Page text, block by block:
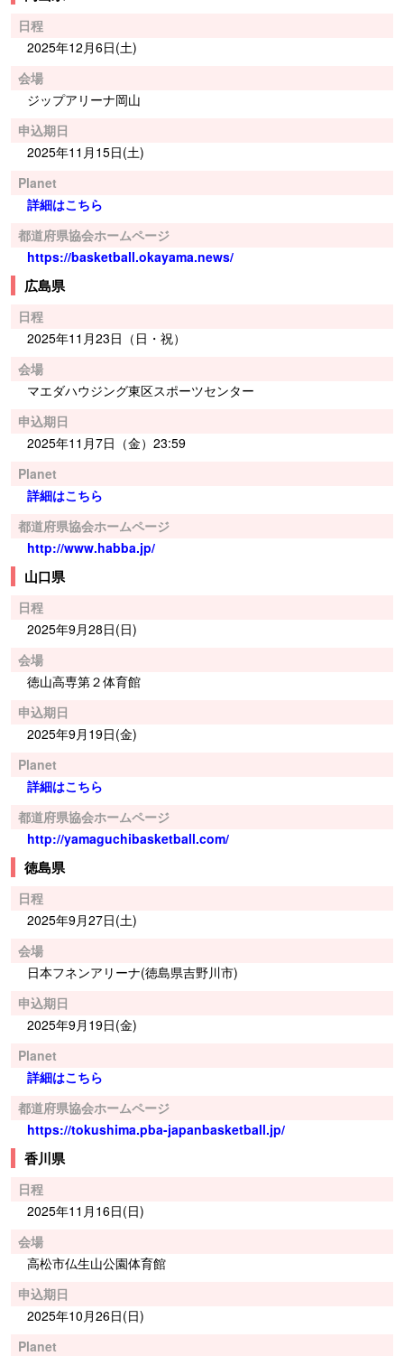
日程
2025年12月6日(土)
会場
ジップアリーナ岡山
申込期日
2025年11月15日(土)
Planet
詳細はこちら
都道府県協会ホームページ
https://basketball.okayama.news/
広島県
日程
2025年11月23日（日・祝）
会場
マエダハウジング東区スポーツセンター
申込期日
2025年11月7日（金）23:59
Planet
詳細はこちら
都道府県協会ホームページ
http://www.habba.jp/
山口県
日程
2025年9月28日(日)
会場
徳山高専第２体育館
申込期日
2025年9月19日(金)
Planet
詳細はこちら
都道府県協会ホームページ
http://yamaguchibasketball.com/
徳島県
日程
2025年9月27日(土)
会場
日本フネンアリーナ(徳島県吉野川市)
申込期日
2025年9月19日(金)
Planet
詳細はこちら
都道府県協会ホームページ
https://tokushima.pba-japanbasketball.jp/
香川県
日程
2025年11月16日(日)
会場
高松市仏生山公園体育館
申込期日
2025年10月26日(日)
Planet